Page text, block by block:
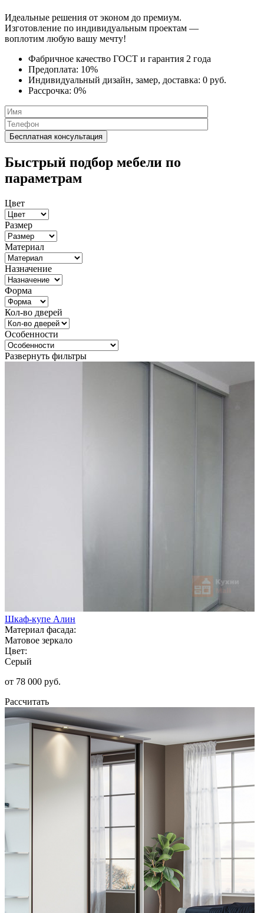
Идеальные решения от эконом до премиум.
Изготовление по индивидуальным проектам —
воплотим любую вашу мечту!
Фабричное качество ГОСТ и гарантия 2 года
Предоплата: 10%
Индивидуальный дизайн, замер, доставка: 0 руб.
Рассрочка: 0%
Быстрый подбор мебели по
параметрам
Цвет
Размер
Материал
Назначение
Форма
Кол-во дверей
Особенности
Развернуть фильтры
Шкаф-купе Алин
Материал фасада:
Матовое зеркало
Цвет:
Серый
от 78 000 руб.
Рассчитать